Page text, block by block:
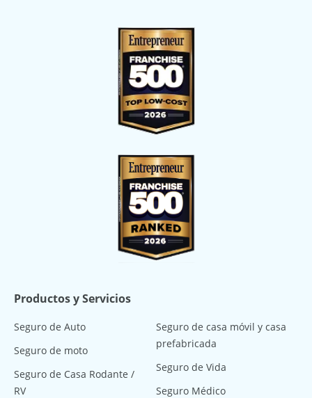
Productos y Servicios
Seguro de Auto
Seguro de moto
Seguro de Casa Rodante /
RV
Seguro de casa móvil y casa
prefabricada
Seguro de Vida
Seguro Médico